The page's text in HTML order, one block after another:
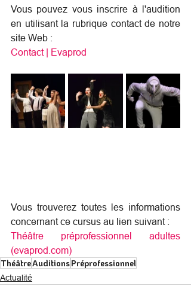
Vous pouvez vous inscrire à l'audition
en utilisant la rubrique contact de notre
site Web :
Contact | Evaprod
Vous trouverez toutes les informations
concernant ce cursus au lien suivant :
Théâtre préprofessionnel adultes
(evaprod.com)
ThéâtreAuditionsPréprofessionnel
Actualité